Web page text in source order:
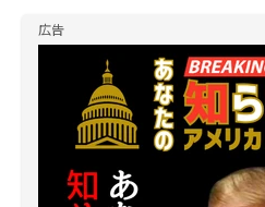
広告